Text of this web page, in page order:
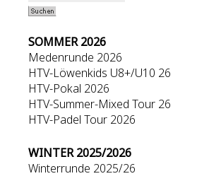
SOMMER 2026
Medenrunde 2026
HTV-Löwenkids U8+/U10 26
HTV-Pokal 2026
HTV-Summer-Mixed Tour 26
HTV-Padel Tour 2026
WINTER 2025/2026
Winterrunde 2025/26